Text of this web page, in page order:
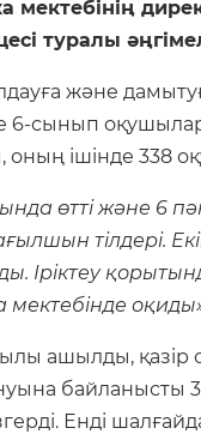
туралы
және
6-сынып
ішінде 338
өтті және 6
тілдері.
Іріктеу
ашылды,
Енді